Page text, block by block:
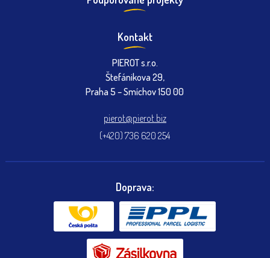
Kontakt
PIEROT s.r.o.
Štefánikova 29,
Praha 5 – Smíchov 150 00
pierot@pierot.biz
(+420) 736 620 254
Doprava: